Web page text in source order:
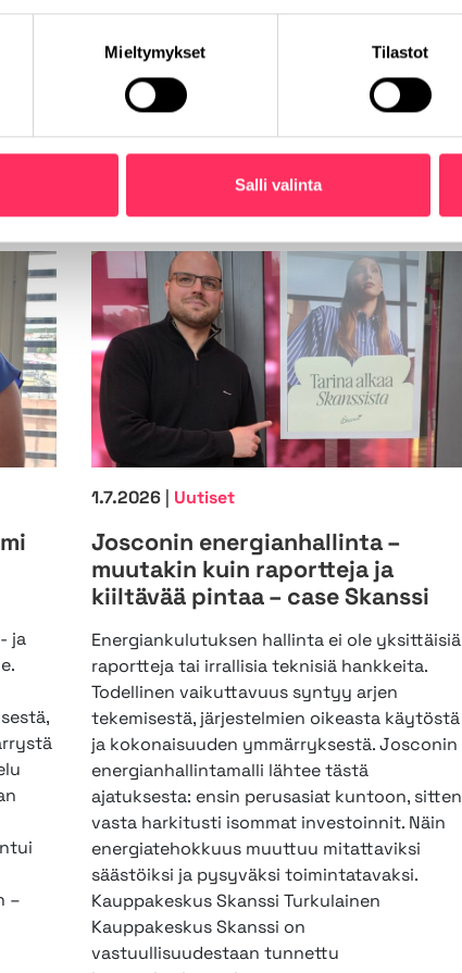
Mieltymykset Tilastot
Salli valinta
ja
–
1.7.2026 Uutiset
Josconin energianhallinta –
muutakin kuin raportteja ja
kiiltävää pintaa – case Skanssi
Energiankulutuksen hallinta ei ole yksittäisiä
raportteja tai irrallisia teknisiä hankkeita.
Todellinen vaikuttavuus syntyy arjen
tekemisestä, järjestelmien oikeasta käytöstä
ja kokonaisuuden ymmärryksestä. Josconin
energianhallintamalli lähtee tästä
ajatuksesta: ensin perusasiat kuntoon, sitten
vasta harkitusti isommat investoinnit. Näin
energiatehokkuus muuttuu mitattaviksi
säästöiksi ja pysyväksi toimintatavaksi.
Kauppakeskus Skanssi Turkulainen
Kauppakeskus Skanssi on
vastuullisuudestaan tunnettu